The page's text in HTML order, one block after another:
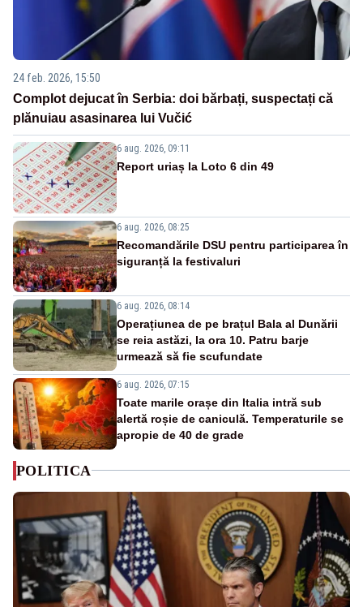
24 feb. 2026, 15:50
Complot dejucat în Serbia: doi bărbați, suspectați că
plănuiau asasinarea lui Vučić
6 aug. 2026, 09:11
Report uriaș la Loto 6 din 49
6 aug. 2026, 08:25
Recomandările DSU pentru participarea în
siguranță la festivaluri
6 aug. 2026, 08:14
Operațiunea de pe brațul Bala al Dunării
se reia astăzi, la ora 10. Patru barje
urmează să fie scufundate
6 aug. 2026, 07:15
Toate marile orașe din Italia intră sub
alertă roșie de caniculă. Temperaturile se
apropie de 40 de grade
POLITICA